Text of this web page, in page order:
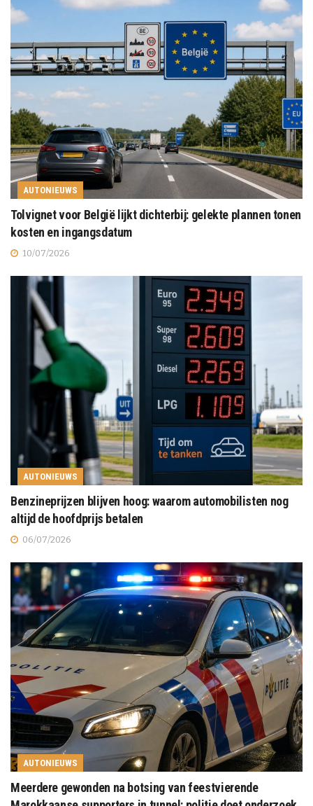
AUTONIEUWS
Tolvignet voor België lijkt dichterbij: gelekte plannen tonen
kosten en ingangsdatum
10/07/2026
AUTONIEUWS
Benzineprijzen blijven hoog: waarom automobilisten nog
altijd de hoofdprijs betalen
06/07/2026
AUTONIEUWS
Meerdere gewonden na botsing van feestvierende